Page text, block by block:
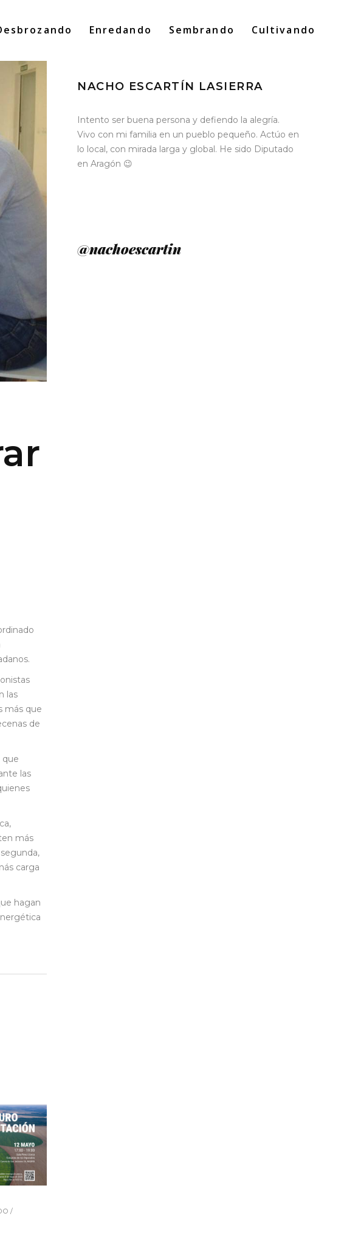
Enredando Sembrando Cultivando
las
más que
de
que
las
más
carga
hagan
Search
NACHO ESCARTÍN LASIERRA
Intento ser buena persona y defiendo la alegría.
Vivo con mi familia en un pueblo pequeño. Actúo en
lo local, con mirada larga y global. He sido Diputado
en Aragón 😉
@nachoescartin